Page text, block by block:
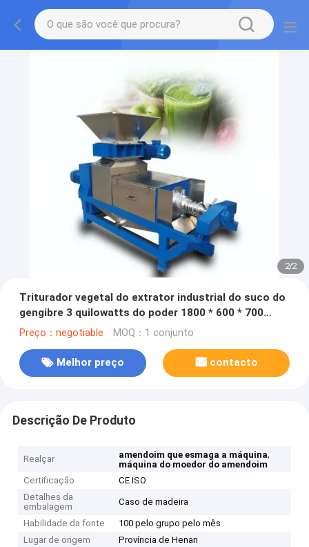
2/2
Triturador vegetal do extrator industrial do suco do
gengibre 3 quilowatts do poder 1800 * 600 * 700
milímetros
Preço：negotiable MOQ：1 conjunto
Melhor preço contacto
Descrição De Produto
Realçar amendoim que esmaga a máquina,
máquina do moedor do amendoim
Certificação
CE ISO
Detalhes da
embalagem
Caso de madeira
Habilidade da fonte
100 pelo grupo pelo mês
Lugar de origem
Província de Henan